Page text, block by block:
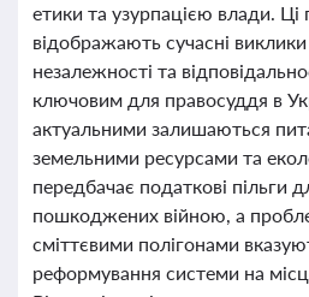
етики та узурпацією влади. Ці
відображають сучасні виклики
незалежності та
ключовим для правосуддя в
актуальними залишаються
земельними ресурсами та
передбачає податкові пільги
пошкоджених війною, а
сміттєвими полігонами
реформування системи на